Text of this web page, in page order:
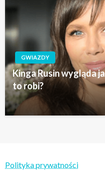
GWIAZDY
Kinga Rusin wygląda
to robi?
Polityka prywatności